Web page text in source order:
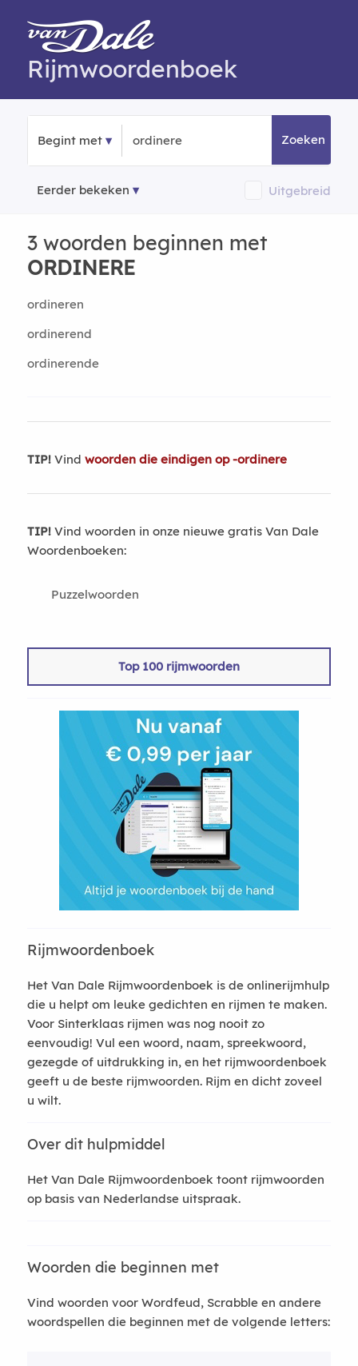
Rijmwoordenboek
Begint met Zoeken
Eerder bekeken Uitgebreid
3 woorden beginnen met
ORDINERE
ordineren
ordinerend
ordinerende
TIP!Vind woorden die eindigen op -ordinere
TIP!Vind woorden in onze nieuwe gratis Van Dale
Woordenboeken:
Puzzelwoorden
Top 100 rijmwoorden
Rijmwoordenboek
Het Van Dale Rijmwoordenboek is de onlinerijmhulp
die u helpt om leuke gedichten en rijmen te maken.
Voor Sinterklaas rijmen was nog nooit zo
eenvoudig! Vul een woord, naam, spreekwoord,
gezegde of uitdrukking in, en het rijmwoordenboek
geeft u de beste rijmwoorden. Rijm en dicht zoveel
u wilt.
Over dit hulpmiddel
Het Van Dale Rijmwoordenboek toont rijmwoorden
op basis van Nederlandse uitspraak.
Woorden die beginnen met
Vind woorden voor Wordfeud, Scrabble en andere
woordspellen die beginnen met de volgende letters: